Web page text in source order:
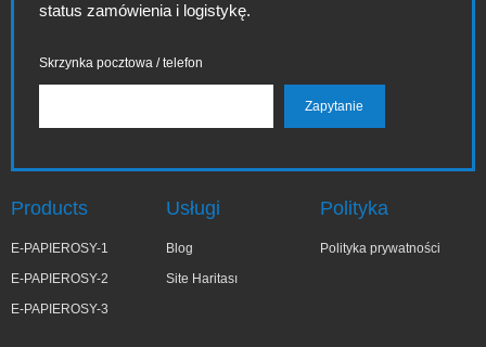
status zamówienia i logistykę.
Skrzynka pocztowa / telefon
Products
E-PAPIEROSY-1
E-PAPIEROSY-2
E-PAPIEROSY-3
Usługi
Blog
Site Haritası
Polityka
Polityka prywatności